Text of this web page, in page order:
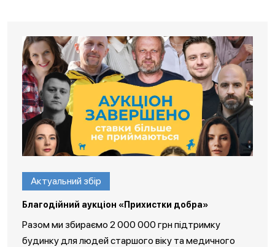
Актуальний збір
Благодійний аукціон «Прихистки добра»
Разом ми збираємо 2 000 000 грн підтримку
будинку для людей старшого віку та медичного